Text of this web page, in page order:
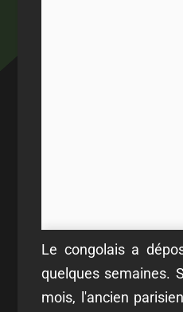
Le congolais a
quelques semaines.
mois, l'ancien